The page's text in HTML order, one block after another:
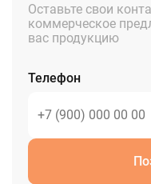
Оставьте свои
коммерческое
вас продукцию
Телефон